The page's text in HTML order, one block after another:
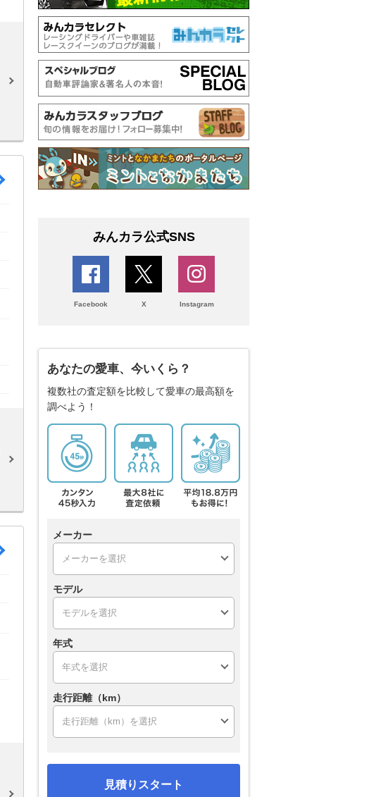
みんカラ公式SNS
Facebook X Instagram
あなたの愛車、今いくら？
複数社の査定額を比較して愛車の最高額を
調べよう！
メーカー
モデル
年式
走行距離（km）
見積りスタート